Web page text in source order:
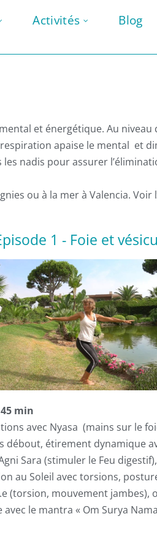
Activités Blog
et énergétique. Au
apaise le mental et
nadis pour assurer
ou à la mer à Valencia. Voir
1 - Foie et
min
avec Nyasa (mains sur le
débout, étirement dynamique
Sara (stimuler le Feu digestif),
au Soleil avec torsions,
(torsion, mouvement jambes),
le mantra « Om Surya